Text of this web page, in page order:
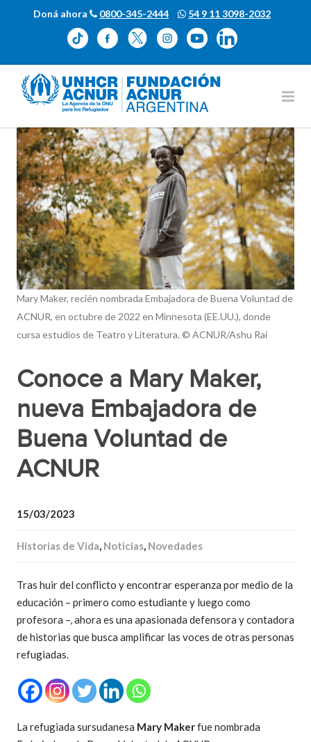
Doná ahora 0800-345-2444 54 9 11 3098-2032
Mary Maker, recién nombrada Embajadora de Buena Voluntad de
ACNUR, en octubre de 2022 en Minnesota (EE.UU.), donde
cursa estudios de Teatro y Literatura. © ACNUR/Ashu Rai
Conoce a Mary Maker,
nueva Embajadora de
Buena Voluntad de
ACNUR
15/03/2023
Historias de Vida, Noticias, Novedades
Tras huir del conflicto y encontrar esperanza por medio de la
educación – primero como estudiante y luego como
profesora –, ahora es una apasionada defensora y contadora
de historias que busca amplificar las voces de otras personas
refugiadas.
La refugiada sursudanesa Mary Makerfue nombrada